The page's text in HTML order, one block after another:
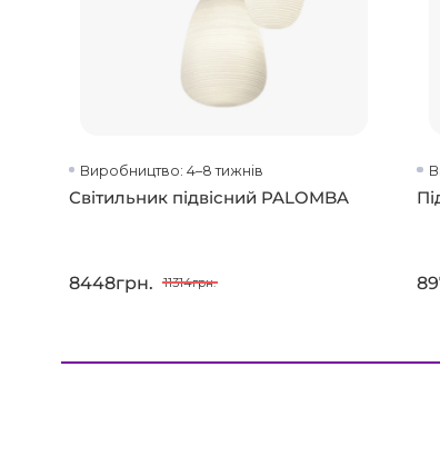
Виробництво: 4–8 тижнів
Світильник підвісний PALOMBA
8448грн. 11314грн.